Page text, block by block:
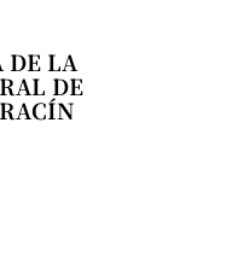
DE LA
DE